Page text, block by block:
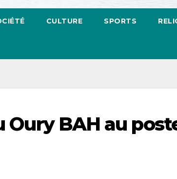
CULTURE SPORTS
Oury BAH au